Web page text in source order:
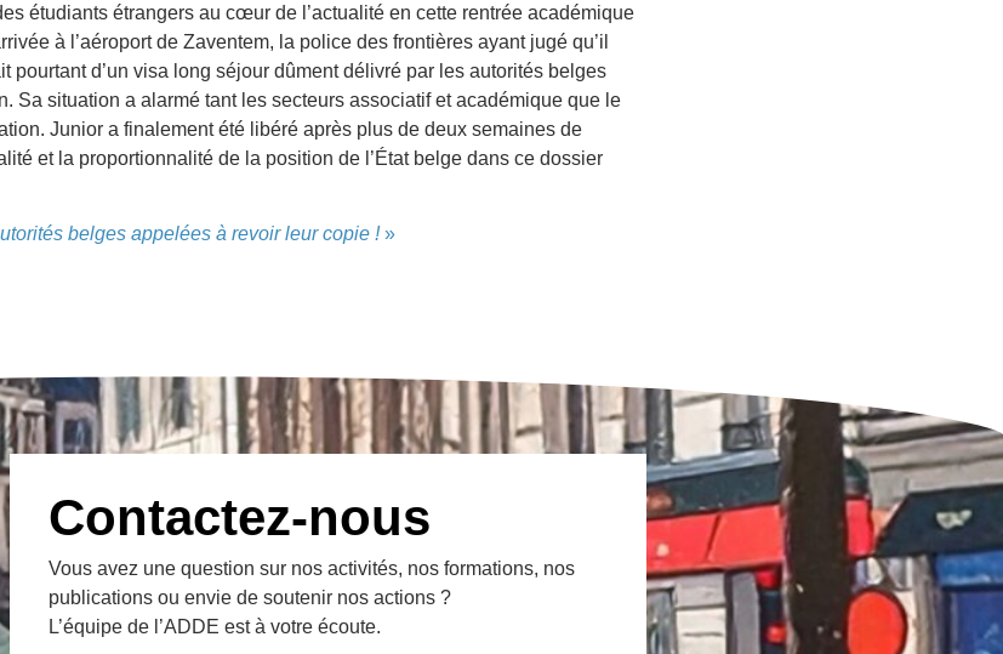
étudiants étrangers au cœur de l’actualité en cette rentrée académique
à l’aéroport de Zaventem, la police des frontières ayant jugé qu’il
pourtant d’un visa long séjour dûment délivré par les autorités belges
Sa situation a alarmé tant les secteurs associatif et académique que le
Junior a finalement été libéré après plus de deux semaines de
et la proportionnalité de la position de l’État belge dans ce dossier
belges appelées à revoir leur copie !»
Contactez-nous
Vous avez une question sur nos activités, nos formations, nos
publications ou envie de soutenir nos actions ?
L’équipe de l’ADDE est à votre écoute.